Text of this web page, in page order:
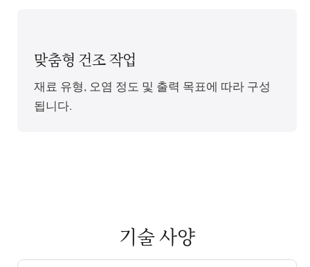
맞춤형 건조 작업
재료 유형, 오염 정도 및 출력 목표에 따라 구성
됩니다.
기술 사양